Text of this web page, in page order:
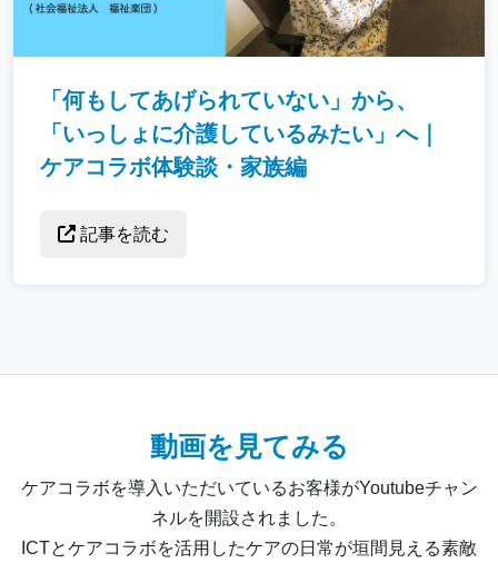
「何もしてあげられていない」から、
「いっしょに介護しているみたい」へ｜
ケアコラボ体験談・家族編
記事を読む
動画を見てみる
ケアコラボを導入いただいているお客様がYoutubeチャン
ネルを開設されました。
ICTとケアコラボを活用したケアの日常が垣間見える素敵